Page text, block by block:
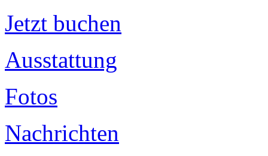
Jetzt buchen
Ausstattung
Fotos
Nachrichten